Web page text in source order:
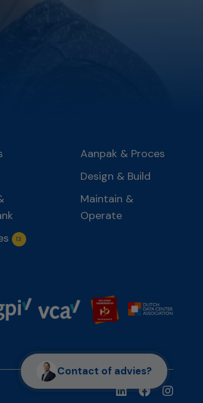
Contact of advies?
13
Aanpak & Proces
Design & Build
Maintain &
Operate